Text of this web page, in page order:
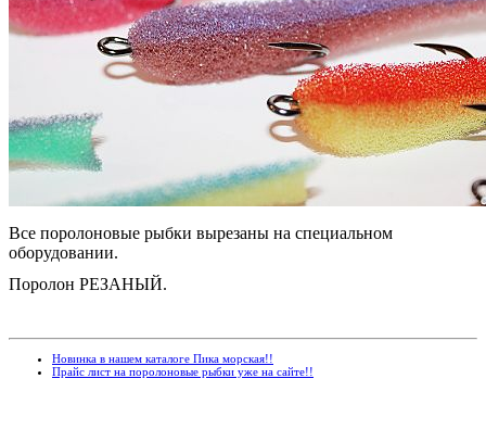
Все поролоновые рыбки вырезаны на специальном
оборудовании.
Поролон РЕЗАНЫЙ.
Новинка в нашем каталоге Пика морская!!
Прайс лист на поролоновые рыбки уже на сайте!!